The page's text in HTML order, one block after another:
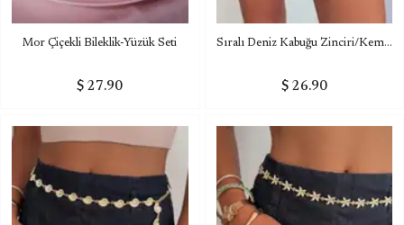
Mor Çiçekli Bileklik-Yüzük Seti
$ 27.90
Sıralı Deniz Kabuğu Zinciri/Kemeri
$ 26.90